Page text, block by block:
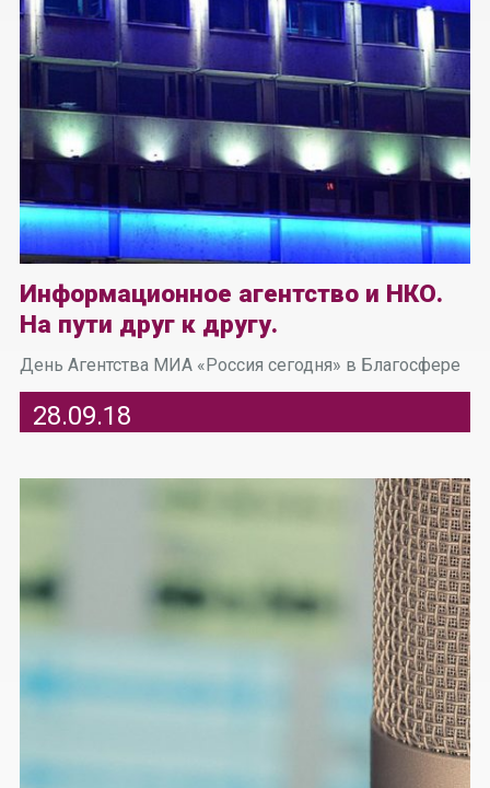
Информационное агентство и НКО.
На пути друг к другу.
День Агентства МИА «Россия сегодня» в Благосфере
28.09.18